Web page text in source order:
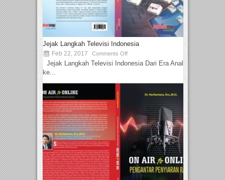
Jejak Langkah Televisi Indonesia
Feb 22, 2017 Comments Off
Jejak Langkah Televisi Indonesia Dari Era Analog
ke...